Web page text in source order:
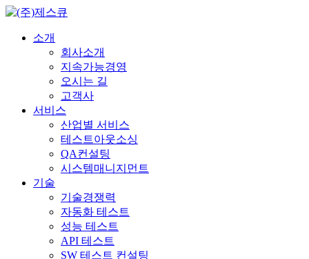
소개
회사소개
지속가능경영
오시는 길
고객사
서비스
산업별 서비스
테스트아웃소싱
QA컨설팅
시스템매니지먼트
기술
기술경쟁력
자동화 테스트
성능 테스트
API 테스트
SW 테스트 컨설팅